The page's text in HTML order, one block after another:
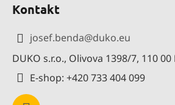
Kontakt
josef.benda@duko.eu
DUKO s.r.o., Olivova 1398/7, 110 00
E-shop: +420 733 404 099